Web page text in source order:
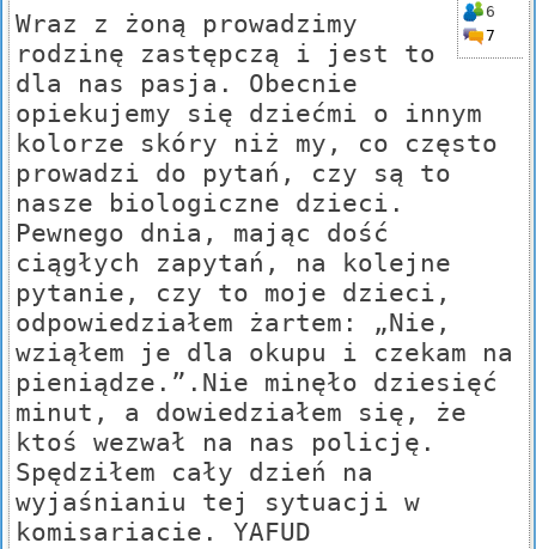
6
7
Wraz z żoną prowadzimy
rodzinę zastępczą i jest to
dla nas pasja. Obecnie
opiekujemy się dziećmi o innym
kolorze skóry niż my, co często
prowadzi do pytań, czy są to
nasze biologiczne dzieci.
Pewnego dnia, mając dość
ciągłych zapytań, na kolejne
pytanie, czy to moje dzieci,
odpowiedziałem żartem: „Nie,
wziąłem je dla okupu i czekam na
pieniądze.”.Nie minęło dziesięć
minut, a dowiedziałem się, że
ktoś wezwał na nas policję.
Spędziłem cały dzień na
wyjaśnianiu tej sytuacji w
komisariacie. YAFUD